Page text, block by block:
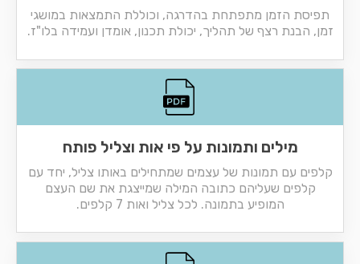
תפיסת הזמן מתפתחת בהדרגה, וכוללת התמצאות במושגי
זמן, הבנת רצף של תהליך, יכולת תכנון, אומדן ועמידה בלו"ז.
מילים ותמונות על פי אות וצליל פותח
קלפים עם תמונות של עצמים שמתחילים באותו צליל, יחד עם
קלפים שעליהם כתובה המילה שמייצגת את שם העצם
המופיע בתמונה. לכל צליל ואות 7 קלפים.